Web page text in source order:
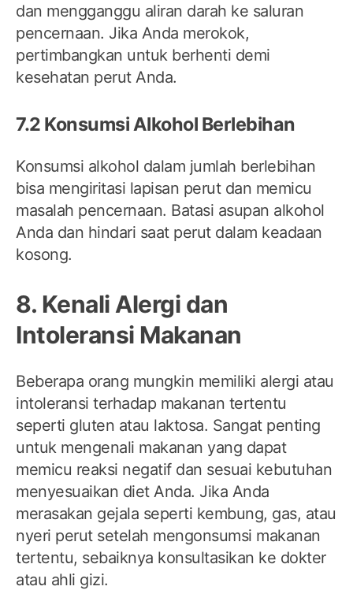
dan mengganggu aliran darah ke saluran
pencernaan. Jika Anda merokok,
pertimbangkan untuk berhenti demi
kesehatan perut Anda.
7.2 Konsumsi Alkohol Berlebihan
Konsumsi alkohol dalam jumlah berlebihan
bisa mengiritasi lapisan perut dan memicu
masalah pencernaan. Batasi asupan alkohol
Anda dan hindari saat perut dalam keadaan
kosong.
8. Kenali Alergi dan
Intoleransi Makanan
Beberapa orang mungkin memiliki alergi atau
intoleransi terhadap makanan tertentu
seperti gluten atau laktosa. Sangat penting
untuk mengenali makanan yang dapat
memicu reaksi negatif dan sesuai kebutuhan
menyesuaikan diet Anda. Jika Anda
merasakan gejala seperti kembung, gas, atau
nyeri perut setelah mengonsumsi makanan
tertentu, sebaiknya konsultasikan ke dokter
atau ahli gizi.